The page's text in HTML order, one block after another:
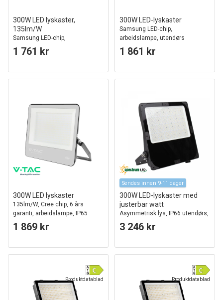
300W LED lyskaster,
135lm/W
Samsung LED-chip,
arbeidslampe, 1m ledning,
utendørs
1 761 kr
300W LED-lyskaster
Samsung LED-chip,
arbeidslampe, utendørs
1 861 kr
300W LED lyskaster
135lm/W, Cree chip, 6 års
garanti, arbeidslampe, IP65
utendørs
1 869 kr
Sendes innen 9-11 dager
300W LED-lyskaster med
justerbar watt
Asymmetrisk lys, IP66 utendørs,
IK08, sort
3 246 kr
Produktdatablad Produktdatablad